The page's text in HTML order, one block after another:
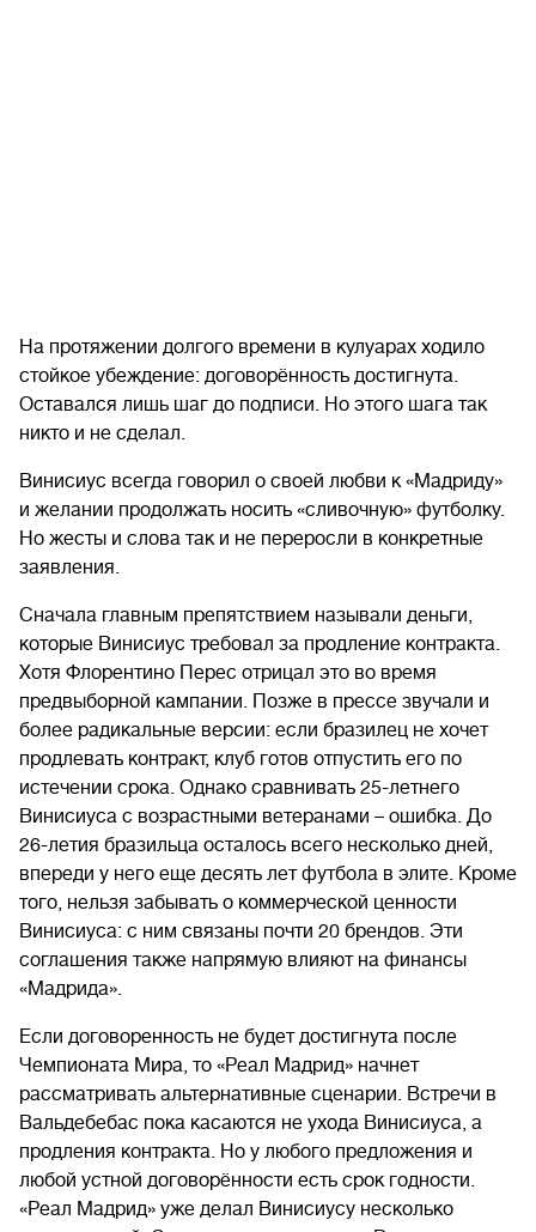
На протяжении долгого времени в кулуарах ходило
стойкое убеждение: договорённость достигнута.
Оставался лишь шаг до подписи. Но этого шага так
никто и не сделал.
Винисиус всегда говорил о своей любви к «Мадриду»
и желании продолжать носить «сливочную» футболку.
Но жесты и слова так и не переросли в конкретные
заявления.
Сначала главным препятствием называли деньги,
которые Винисиус требовал за продление контракта.
Хотя Флорентино Перес отрицал это во время
предвыборной кампании. Позже в прессе звучали и
более радикальные версии: если бразилец не хочет
продлевать контракт, клуб готов отпустить его по
истечении срока. Однако сравнивать 25-летнего
Винисиуса с возрастными ветеранами – ошибка. До
26-летия бразильца осталось всего несколько дней,
впереди у него еще десять лет футбола в элите. Кроме
того, нельзя забывать о коммерческой ценности
Винисиуса: с ним связаны почти 20 брендов. Эти
соглашения также напрямую влияют на финансы
«Мадрида».
Если договоренность не будет достигнута после
Чемпионата Мира, то «Реал Мадрид» начнет
рассматривать альтернативные сценарии. Встречи в
Вальдебебас пока касаются не ухода Винисиуса, а
продления контракта. Но у любого предложения и
любой устной договорённости есть срок годности.
«Реал Мадрид» уже делал Винисиусу несколько